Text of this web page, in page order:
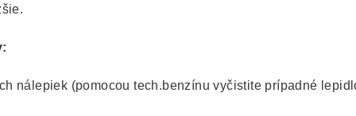
nálepiek (pomocou tech.benzínu vyčistite prípadné